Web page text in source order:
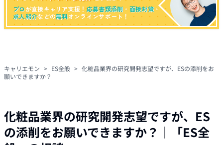
プロが直接キャリア支援！応募書類添削 ・ 面接対策・
求人紹介などの無料オンラインサポート！
キャリエモン > ES全般 > 化粧品業界の研究開発志望ですが、ESの添削をお
願いできますか？
化粧品業界の研究開発志望ですが、ES
の添削をお願いできますか？ ｜「ES全